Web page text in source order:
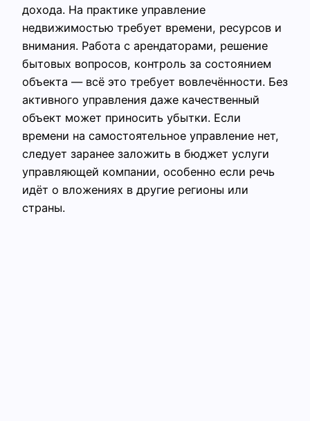
дохода. На практике управление
недвижимостью требует времени, ресурсов и
внимания. Работа с арендаторами, решение
бытовых вопросов, контроль за состоянием
объекта — всё это требует вовлечённости. Без
активного управления даже качественный
объект может приносить убытки. Если
времени на самостоятельное управление нет,
следует заранее заложить в бюджет услуги
управляющей компании, особенно если речь
идёт о вложениях в другие регионы или
страны.